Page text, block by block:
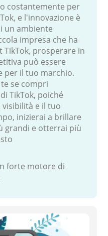
costantemente per
e l'innovazione è
un ambiente
impresa che ha
prosperare in
può essere
per il tuo marchio.
se compri
TikTok, poiché
e il tuo
inizierai a brillare
grandi e otterrai più
forte motore di